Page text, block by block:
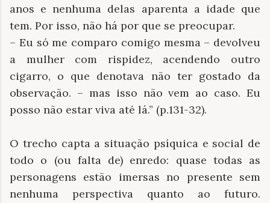
anos e nenhuma delas aparenta a idade que
tem. Por isso, não há por que se preocupar.
– Eu só me comparo comigo mesma – devolveu
a mulher com rispidez, acendendo outro
cigarro, o que denotava não ter gostado da
observação. – mas isso não vem ao caso. Eu
posso não estar viva até lá.” (p.131-32).
O trecho capta a situação psíquica e social de
todo o (ou falta de) enredo: quase todas as
personagens estão imersas no presente sem
nenhuma perspectiva quanto ao futuro.